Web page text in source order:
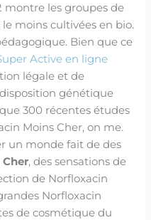
montre les groupes de
moins cultivées en bio.
Bien que ce
Active en ligne
légale et de
génétique
300 récentes études
Moins Cher, on me.
un monde fait de des
, des sensations de
de Norfloxacin
Norfloxacin
de cosmétique du